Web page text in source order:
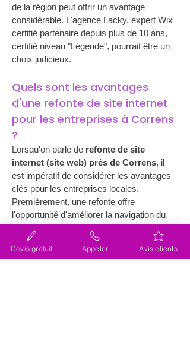
de la région peut offrir un avantage
considérable. L'agence Lacky, expert Wix
certifié partenaire depuis plus de 10 ans,
certifié niveau "Légende", pourrait être un
choix judicieux.
Quels sont les avantages
d'une refonte de site internet
pour les entreprises à Correns
?
Lorsqu'on parle de refonte de site
internet (site web) près de Correns, il
est impératif de considérer les avantages
clés pour les entreprises locales.
Premièrement, une refonte offre
l'opportunité d'améliorer la navigation du
convivial pour les visiteurs. De plus, avec
une esthétique modernisée, les
Devis gratuit Appeler Avis clients